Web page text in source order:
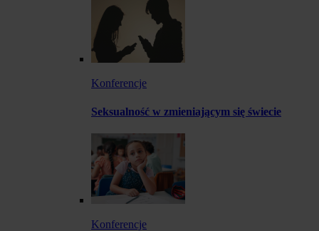
Konferencje
Seksualność w zmieniającym się świecie
Konferencje